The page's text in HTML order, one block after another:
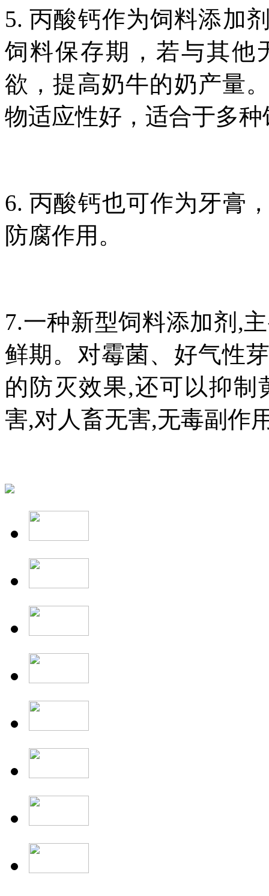
5. 丙酸钙作为饲料添加
饲料保存期，若与其他
欲，提高奶牛的奶产量
物适应性好，适合于多
6. 丙酸钙也可作为牙膏
防腐作用。
7.一种新型饲料添加剂,
鲜期。对霉菌、好气性
的防灭效果,还可以抑制
害,对人畜无害,无毒副作